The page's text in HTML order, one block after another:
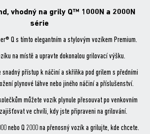
vhodný na grily Q™ 1000N a 2000N
série
Q s tímto elegantním a stylovým vozíkem Premium.
na místě a upravte dokonalou grilovací výšku.
snadný přístup k náčiní a skříňka pod grilem s předními
plynové láhve nebo jiného náčiní a příslušenství.
můžete vozík plynule přesouvat po venkovním
ve chvíli, kdy jste připraveni na grilování.
nebo Q 2000 na přenosný vozík a grilujte, kde chcete.